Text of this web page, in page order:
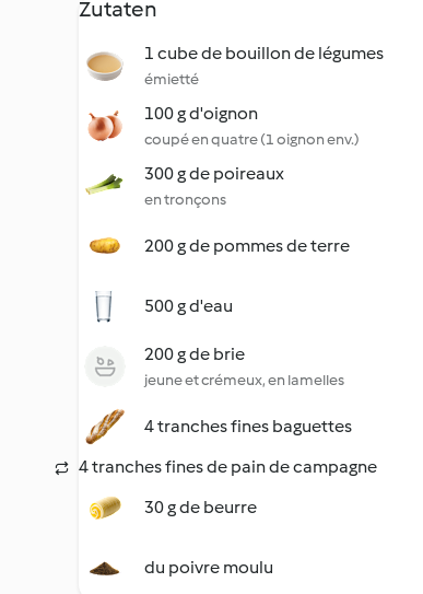
Zutaten
1 cube de bouillon de légumes
émietté
100 g d'oignon
coupé en quatre (1 oignon env.)
300 g de poireaux
en tronçons
200 g de pommes de terre
500 g d'eau
200 g de brie
jeune et crémeux, en lamelles
4 tranches fines baguettes
4 tranches fines de pain de campagne
30 g de beurre
du poivre moulu